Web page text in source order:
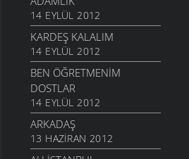
14 EYLÜL 2012
KARDEŞ KALALIM
14 EYLÜL 2012
BEN ÖĞRETMENIM
DOSTLAR
14 EYLÜL 2012
ARKADAŞ
13 HAZIRAN 2012